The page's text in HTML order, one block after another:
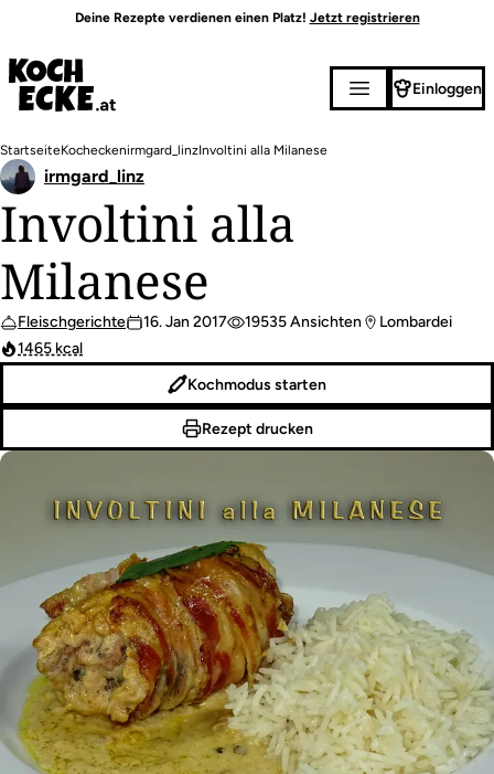
Inhalt
Deine Rezepte verdienen einen Platz! Jetzt registrieren
Einloggen
Pfadnavigation
StartseiteKocheckenirmgard_linzInvoltini alla Milanese
Involtini alla
Milanese
Fleischgerichte 16. Jan 2017 19535 Ansichten
Lombardei
1465 kcal
irmgard_linz
Kochmodus starten
Rezept drucken